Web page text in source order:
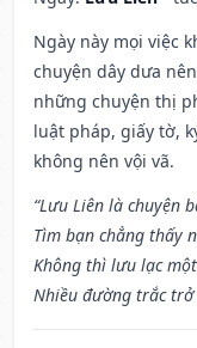
Ngày này mọi việc
chuyện dây dưa
những chuyện thị
luật pháp, giấy tờ,
không nên vội vã.
“Lưu Liên là chuyện
Tìm bạn chẳng thấy
Không thì lưu lạc
Nhiều đường trắc trở